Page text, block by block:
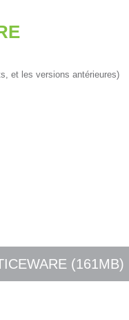
et les versions antérieures)
(161MB)